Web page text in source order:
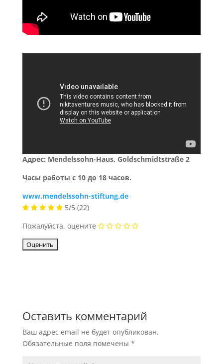
Адреc: Mendelssohn-Haus, Goldschmidtstraße 2
Часы работы с 10 до 18 часов.
www.mendelssohn-stiftung.de
5/5 (22)
Пожалуйста, оцените
Оставить комментарий
Ваш адрес email не будет опубликован.
Обязательные поля помечены *